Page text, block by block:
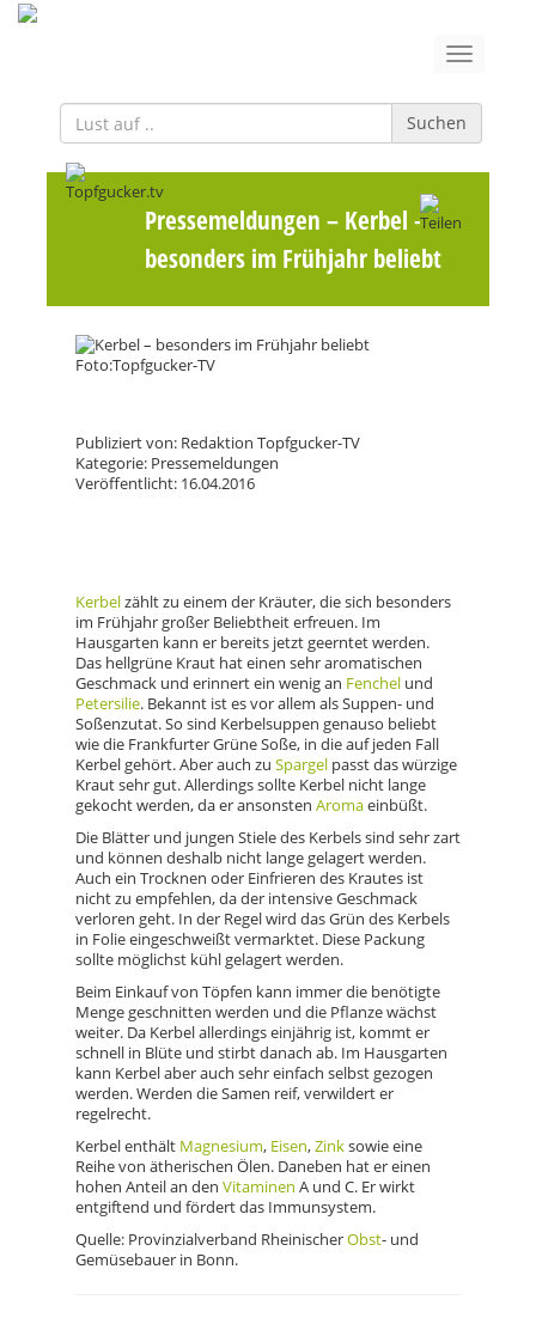
Suchen
Pressemeldungen – Kerbel –
besonders im Frühjahr beliebt
Publiziert von: Redaktion Topfgucker-TV
Kategorie: Pressemeldungen
Veröffentlicht: 16.04.2016
Kerbelzählt zu einem der Kräuter, die sich besonders
im Frühjahr großer Beliebtheit erfreuen. Im
Hausgarten kann er bereits jetzt geerntet werden.
Das hellgrüne Kraut hat einen sehr aromatischen
Geschmack und erinnert ein wenig an Fenchel und
Petersilie. Bekannt ist es vor allem als Suppen- und
Soßenzutat. So sind Kerbelsuppen genauso beliebt
wie die Frankfurter Grüne Soße, in die auf jeden Fall
Kerbel gehört. Aber auch zu Spargel passt das würzige
Kraut sehr gut. Allerdings sollte Kerbel nicht lange
gekocht werden, da er ansonsten Aromaeinbüßt.
Die Blätter und jungen Stiele des Kerbels sind sehr zart
und können deshalb nicht lange gelagert werden.
Auch ein Trocknen oder Einfrieren des Krautes ist
nicht zu empfehlen, da der intensive Geschmack
verloren geht. In der Regel wird das Grün des Kerbels
in Folie eingeschweißt vermarktet. Diese Packung
sollte möglichst kühl gelagert werden.
Beim Einkauf von Töpfen kann immer die benötigte
Menge geschnitten werden und die Pflanze wächst
weiter. Da Kerbel allerdings einjährig ist, kommt er
schnell in Blüte und stirbt danach ab. Im Hausgarten
kann Kerbel aber auch sehr einfach selbst gezogen
werden. Werden die Samen reif, verwildert er
regelrecht.
Kerbel enthält Magnesium, Eisen,Zinksowie eine
Reihe von ätherischen Ölen. Daneben hat er einen
hohen Anteil an den Vitaminen A und C. Er wirkt
entgiftend und fördert das Immunsystem.
Quelle: Provinzialverband RheinischerObst- und
Gemüsebauer in Bonn.